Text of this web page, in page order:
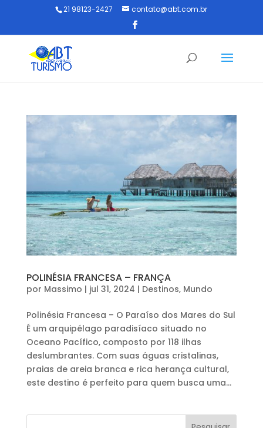
21 98123-2427 contato@abt.com.br
POLINÉSIA FRANCESA – FRANÇA
por Massimo | jul 31, 2024 | Destinos, Mundo
Polinésia Francesa – O Paraíso dos Mares do Sul
É um arquipélago paradisíaco situado no
Oceano Pacífico, composto por 118 ilhas
deslumbrantes. Com suas águas cristalinas,
praias de areia branca e rica herança cultural,
este destino é perfeito para quem busca uma...